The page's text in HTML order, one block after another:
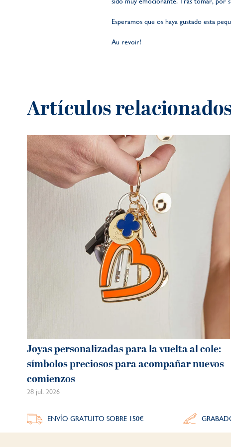
Esperamos que os haya gustado esta
Au revoir!
Artículos
Joyas personalizadas para la vuelta al cole:
símbolos preciosos para acompañar nuevos
comienzos
28 jul. 2026
ENVÍO GRATUITO SOBRE 150€